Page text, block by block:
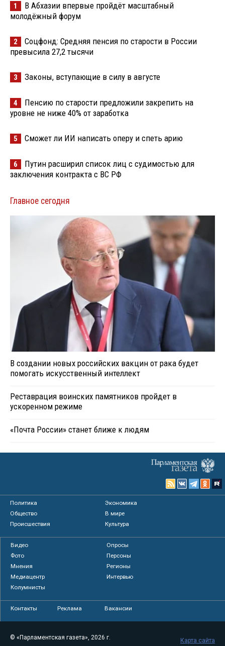
1
В Абхазии впервые пройдёт масштабный
молодёжный форум
2
Соцфонд: Средняя пенсия по старости в России
превысила 27,2 тысячи
3 Законы, вступающие в силу в августе
4
Пенсию по старости предложили закрепить на
уровне не ниже 40% от заработка
5 Сможет ли ИИ написать оперу и спеть арию
6
Путин расширил список лиц с судимостью для
заключения контракта с ВС РФ
Главное сегодня
В создании новых российских вакцин от рака будет
помогать искусственный интеллект
Реставрация воинских памятников пройдет в
ускоренном режиме
«Почта России» станет ближе к людям
Политика
Экономика
Общество
В мире
Происшествия
Культура
Видео
Опросы
Фото
Персоны
Мнения
Регионы
Медиацентр
Интервью
Колумнисты
Контакты Реклама Вакансии
© «Парламентская газета», 2026 г.
Карта сайта